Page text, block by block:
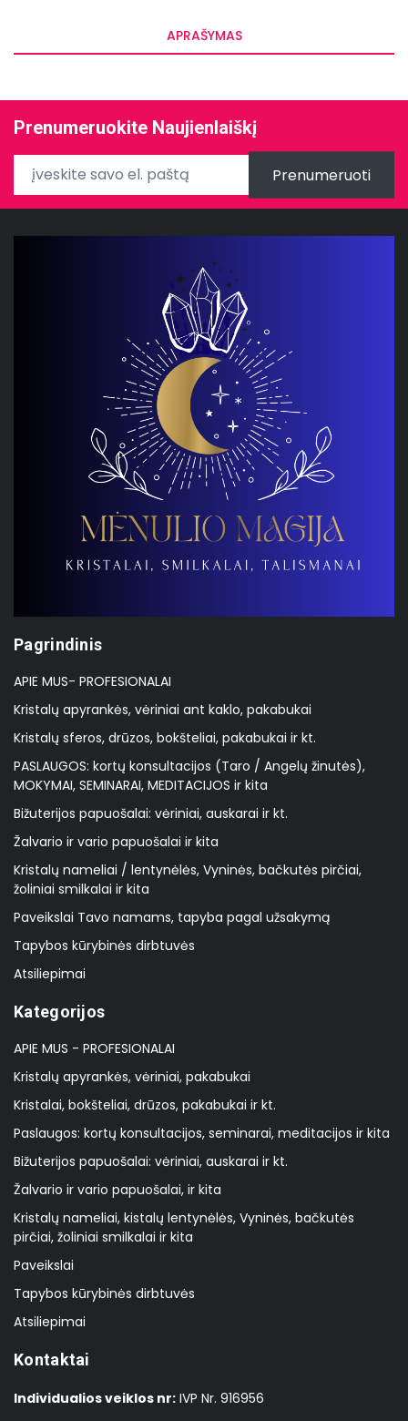
APRAŠYMAS
Prenumeruokite Naujienlaiškį
Prenumeruoti
Pagrindinis
APIE MUS- PROFESIONALAI
Kristalų apyrankės, vėriniai ant kaklo, pakabukai
Kristalų sferos, drūzos, bokšteliai, pakabukai ir kt.
PASLAUGOS: kortų konsultacijos (Taro / Angelų žinutės),
MOKYMAI, SEMINARAI, MEDITACIJOS ir kita
Bižuterijos papuošalai: vėriniai, auskarai ir kt.
Žalvario ir vario papuošalai ir kita
Kristalų nameliai / lentynėlės, Vyninės, bačkutės pirčiai,
žoliniai smilkalai ir kita
Paveikslai Tavo namams, tapyba pagal užsakymą
Tapybos kūrybinės dirbtuvės
Atsiliepimai
Kategorijos
APIE MUS - PROFESIONALAI
Kristalų apyrankės, vėriniai, pakabukai
Kristalai, bokšteliai, drūzos, pakabukai ir kt.
Paslaugos: kortų konsultacijos, seminarai, meditacijos ir kita
Bižuterijos papuošalai: vėriniai, auskarai ir kt.
Žalvario ir vario papuošalai, ir kita
Kristalų nameliai, kistalų lentynėlės, Vyninės, bačkutės
pirčiai, žoliniai smilkalai ir kita
Paveikslai
Tapybos kūrybinės dirbtuvės
Atsiliepimai
Kontaktai
Individualios veiklos nr: IVP Nr. 916956